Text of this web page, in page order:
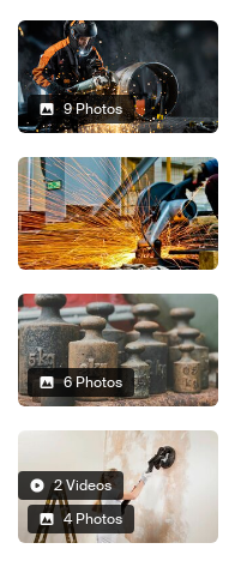
9 Photos
6 Photos
2 Videos
4 Photos